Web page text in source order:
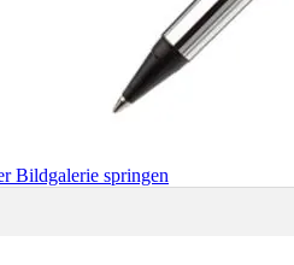
Bildgalerie springen